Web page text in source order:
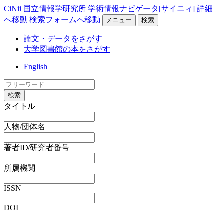
CiNii 国立情報学研究所 学術情報ナビゲータ[サイニィ] 詳細
へ移動 検索フォームへ移動 メニュー 検索
論文・データをさがす
大学図書館の本をさがす
English
検索
タイトル
人物/団体名
著者ID/研究者番号
所属機関
ISSN
DOI